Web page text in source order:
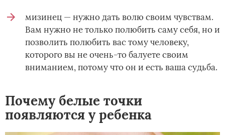
мизинец — нужно дать волю своим чувствам.
Вам нужно не только полюбить саму себя, но и
позволить полюбить вас тому человеку,
которого вы не очень-то балуете своим
вниманием, потому что он и есть ваша судьба.
Почему белые точки
появляются у ребенка